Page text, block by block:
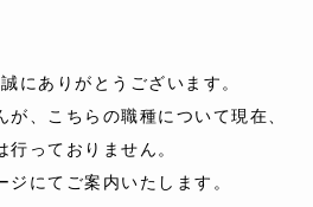
誠にありがとうございます。
、 こちらの職種について現在、
行っておりません。
ジにて ご案内いたします。